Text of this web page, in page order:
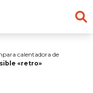
calentadora de
«retro»